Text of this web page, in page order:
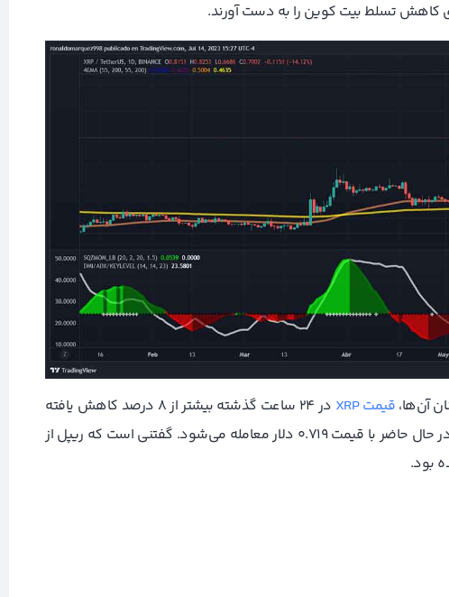
کاهش تسلط بیت‌ کوین را به دست آورند.
آن‌ها، قیمت XRP
در ۲۴ ساعت گذشته بیشتر از ۸ درصد کاهش یافته
است. این ارز دیجیتال بعد از نزدیک شدن به مرز ۱ دلار، در حال حاضر با قیمت ۰.۷۱۹ دلار معامله می‌شود. گفتنی است که ریپل از